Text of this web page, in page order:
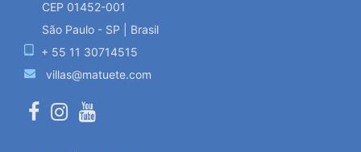
CEP 01452-001
São Paulo - SP | Brasil
+ 55 11 30714515
villas@matuete.com